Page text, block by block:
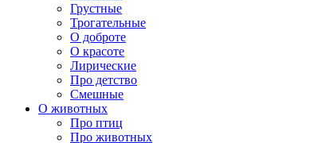
Грустные
Трогательные
О доброте
О красоте
Лирические
Про детство
Смешные
О животных
Про птиц
Про животных